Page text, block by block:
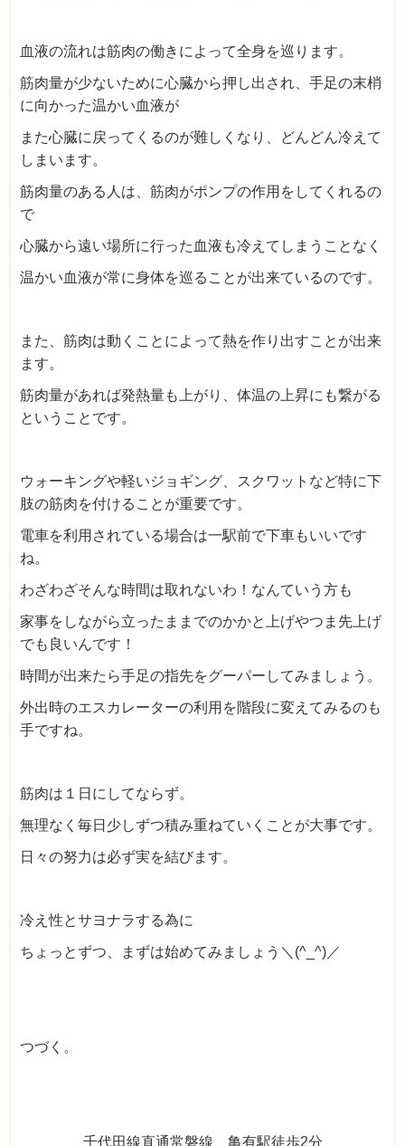
血液の流れは筋肉の働きによって全身を巡ります。
筋肉量が少ないために心臓から押し出され、手足の末梢
に向かった温かい血液が
また心臓に戻ってくるのが難しくなり、どんどん冷えて
しまいます。
筋肉量のある人は、筋肉がポンプの作用をしてくれるの
で
心臓から遠い場所に行った血液も冷えてしまうことなく
温かい血液が常に身体を巡ることが出来ているのです。
また、筋肉は動くことによって熱を作り出すことが出来
ます。
筋肉量があれば発熱量も上がり、体温の上昇にも繋がる
ということです。
ウォーキングや軽いジョギング、スクワットなど特に下
肢の筋肉を付けることが重要です。
電車を利用されている場合は一駅前で下車もいいです
ね。
わざわざそんな時間は取れないわ！なんていう方も
家事をしながら立ったままでのかかと上げやつま先上げ
でも良いんです！
時間が出来たら手足の指先をグーパーしてみましょう。
外出時のエスカレーターの利用を階段に変えてみるのも
手ですね。
筋肉は１日にしてならず。
無理なく毎日少しずつ積み重ねていくことが大事です。
日々の努力は必ず実を結びます。
冷え性とサヨナラする為に
ちょっとずつ、まずは始めてみましょう＼(^_^)／
つづく。
千代田線直通常磐線 亀有駅徒歩2分